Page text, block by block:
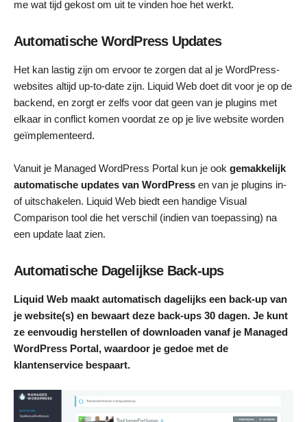
me wat tijd gekost om uit te vinden hoe het werkt.
Automatische WordPress Updates
Het kan lastig zijn om ervoor te zorgen dat al je WordPress-
websites altijd up-to-date zijn. Liquid Web doet dit voor je op de
backend, en zorgt er zelfs voor dat geen van je plugins met
elkaar in conflict komen voordat ze op je live website worden
geïmplementeerd.
Vanuit je Managed WordPress Portal kun je ook gemakkelijk
automatische updates van WordPress en van je plugins in-
of uitschakelen. Liquid Web biedt een handige Visual
Comparison tool die het verschil (indien van toepassing) na
een update laat zien.
Automatische Dagelijkse Back-ups
Liquid Web maakt automatisch dagelijks een back-up van
je website(s) en bewaart deze back-ups 30 dagen. Je kunt
ze eenvoudig herstellen of downloaden vanaf je Managed
WordPress Portal, waardoor je gedoe met de
klantenservice bespaart.